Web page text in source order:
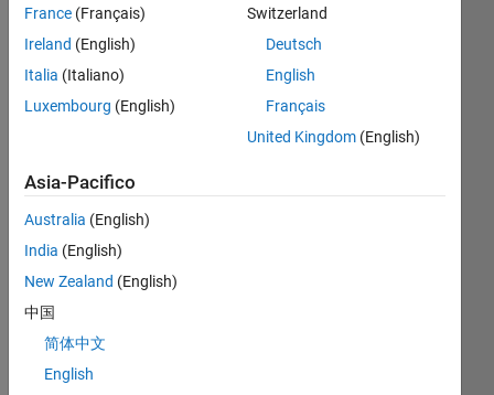
For
the
pas
t
mo
nth
s at
tim
France (Français)
Ireland (English)
Italia (Italiano)
Luxembourg (English)
Switzerland
Deutsch
English
Français
United Kingdom(English)
Asia-Pacifico
Australia (English)
India (English)
New Zealand (English)
中国
简体中文
English